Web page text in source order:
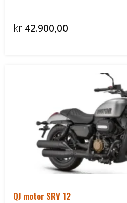
kr 42.900,00
QJ motor SRV 12